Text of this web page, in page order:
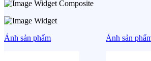
Ảnh sản phẩm Ảnh sản